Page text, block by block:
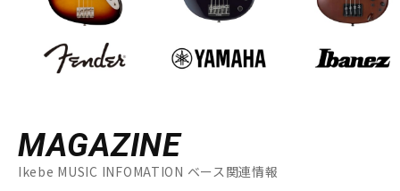
MAGAZINE
Ikebe MUSIC INFOMATION ベース関連情報